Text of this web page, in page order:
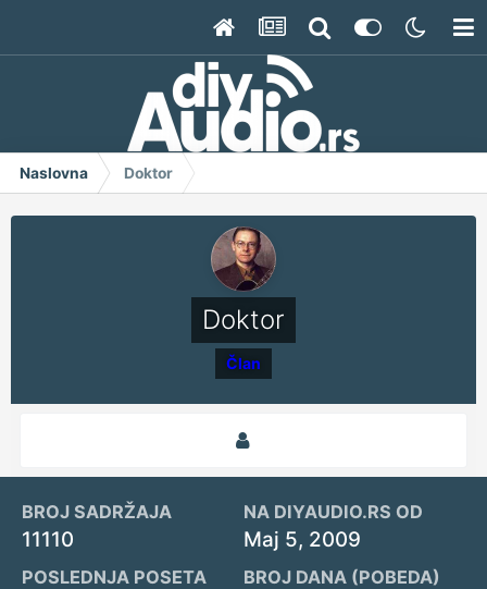
Naslovna Doktor
Doktor
Član
BROJ SADRŽAJA
11110
NA DIYAUDIO.RS OD
Maj 5, 2009
POSLEDNJA POSETA BROJ DANA (POBEDA)